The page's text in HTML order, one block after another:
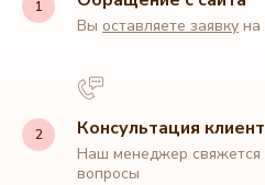
Вы оставляете заявку на
Консультация
Наш менеджер свяжется
вопросы